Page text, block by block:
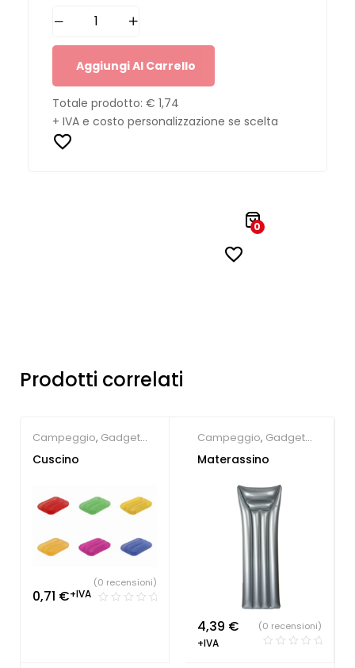
Aggiungi Al Carrello
Totale prodotto: € 1,74
+ IVA e costo personalizzazione se scelta
0
Prodotti correlati
Campeggio, Gadget
Estate
Cuscino
0,71 €+IVA
(0 recensioni)
Campeggio, Gadget
Estate
Materassino
4,39 €
+IVA
(0 recensioni)